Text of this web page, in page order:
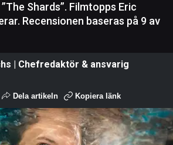
Shards”. Filmtopps Eric
Recensionen baseras på 9 av
| Chefredaktör & ansvarig
Dela artikeln Kopiera länk